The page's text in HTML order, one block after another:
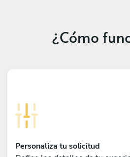
¿Cómo
Personaliza tu solicitud